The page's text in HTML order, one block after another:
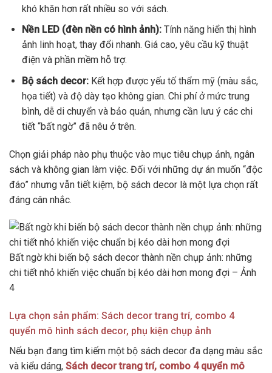
khó khăn hơn rất nhiều so với sách.
Nền LED (đèn nền có hình ảnh):Tính năng hiển thị hình
ảnh linh hoạt, thay đổi nhanh. Giá cao, yêu cầu kỹ thuật
điện và phần mềm hỗ trợ.
Bộ sách decor:Kết hợp được yếu tố thẩm mỹ (màu sắc,
họa tiết) và độ dày tạo không gian. Chi phí ở mức trung
bình, dễ di chuyển và bảo quản, nhưng cần lưu ý các chi
tiết “bất ngờ” đã nêu ở trên.
Chọn giải pháp nào phụ thuộc vào mục tiêu chụp ảnh, ngân
sách và không gian làm việc. Đối với những dự án muốn “độc
đáo” nhưng vẫn tiết kiệm, bộ sách decor là một lựa chọn rất
đáng cân nhắc.
Bất ngờ khi biến bộ sách decor thành nền chụp ảnh: những
chi tiết nhỏ khiến việc chuẩn bị kéo dài hơn mong đợi – Ảnh
4
Lựa chọn sản phẩm: Sách decor trang trí, combo 4
quyển mô hình sách decor, phụ kiện chụp ảnh
Nếu bạn đang tìm kiếm một bộ sách decor đa dạng màu sắc
và kiểu dáng, Sách decor trang trí, combo 4 quyển mô